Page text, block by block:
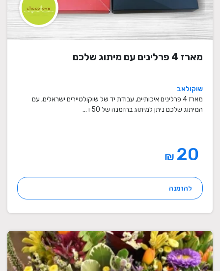
מארז 4 פרלינים עם מיתוג שלכם
שוקולאב
מארז 4 פרלינים איכותיים, עבודת יד של שוקולטיירים ישראלים, עם
המיתוג שלכם ניתן למיתוג בהזמנה של 50 ו ...
₪
להזמנה